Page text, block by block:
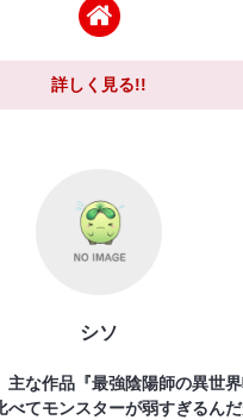
詳しく見る!!
シソ
主な作品『最強陰陽師の異世
べてモンスターが弱すぎるん